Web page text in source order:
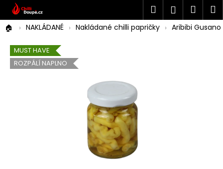
Přejít
obsah
Hledat
košík
NAKLÁDANÉ Nakládané chilli papričky Aribibi
MUST HAVE
ROZPÁLÍ NAPLNO
o ZpětCo potřebujete najít?